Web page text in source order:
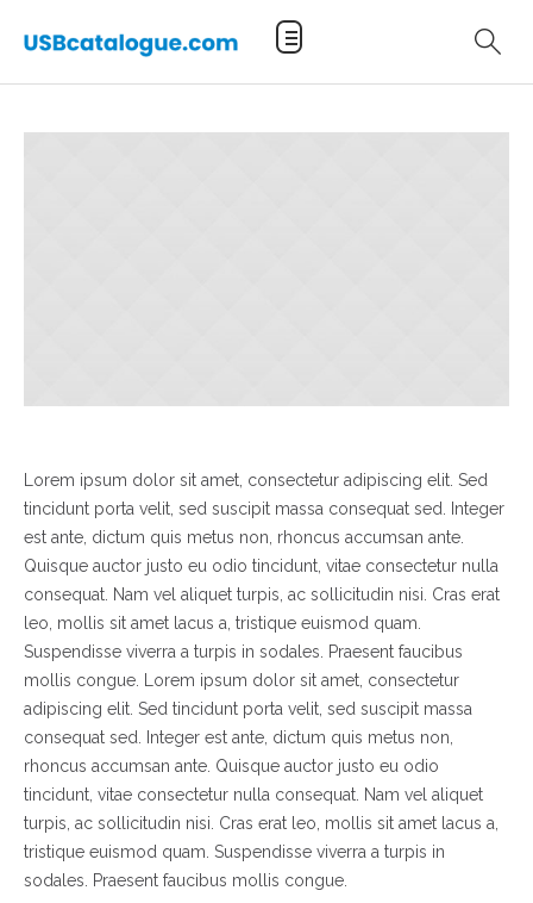
Lorem ipsum dolor sit amet, consectetur adipiscing elit. Sed
tincidunt porta velit, sed suscipit massa consequat sed. Integer
est ante, dictum quis metus non, rhoncus accumsan ante.
Quisque auctor justo eu odio tincidunt, vitae consectetur nulla
consequat. Nam vel aliquet turpis, ac sollicitudin nisi. Cras erat
leo, mollis sit amet lacus a, tristique euismod quam.
Suspendisse viverra a turpis in sodales. Praesent faucibus
mollis congue. Lorem ipsum dolor sit amet, consectetur
adipiscing elit. Sed tincidunt porta velit, sed suscipit massa
consequat sed. Integer est ante, dictum quis metus non,
rhoncus accumsan ante. Quisque auctor justo eu odio
tincidunt, vitae consectetur nulla consequat. Nam vel aliquet
turpis, ac sollicitudin nisi. Cras erat leo, mollis sit amet lacus a,
tristique euismod quam. Suspendisse viverra a turpis in
sodales. Praesent faucibus mollis congue.